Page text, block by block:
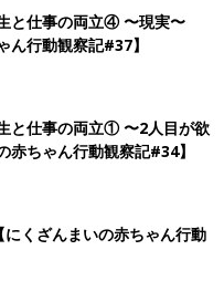
と仕事の両立④ 〜現実〜
ん行動観察記#37】
と仕事の両立① 〜2人目が欲
赤ちゃん行動観察記#34】
くざんまいの赤ちゃん行動